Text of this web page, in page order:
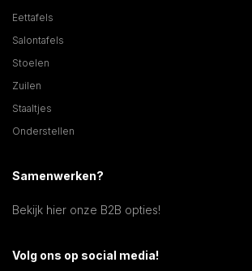
Eettafels
Salontafels
Stoelen
Zuilen
Staaltjes
Onderstellen
Samenwerken?
Bekijk hier onze B2B opties!
Volg ons op social media!